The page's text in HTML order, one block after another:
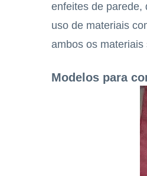
enfeites de parede,
uso de materiais
ambos os
Modelos para